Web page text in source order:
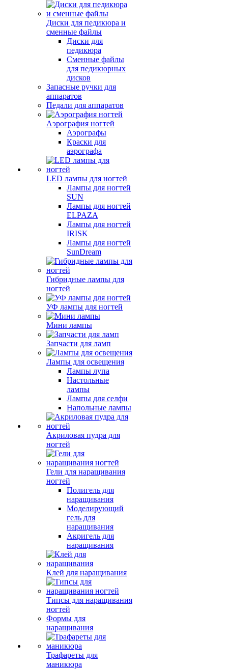
Диски для педикюра и
сменные файлы
Диски для
педикюра
Сменные файлы
для педикюрных
дисков
Запасные ручки для
аппаратов
Педали для аппаратов
Аэрография ногтей
Аэрографы
Краски для
аэрографа
LED лампы для ногтей
Лампы для ногтей
SUN
Лампы для ногтей
ELPAZA
Лампы для ногтей
IRISK
Лампы для ногтей
SunDream
Гибридные лампы для
ногтей
УФ лампы для ногтей
Мини лампы
Запчасти для ламп
Лампы для освещения
Лампы лупа
Настольные
лампы
Лампы для селфи
Напольные лампы
Акриловая пудра для
ногтей
Гели для наращивания
ногтей
Полигель для
наращивания
Моделирующий
гель для
наращивания
Акригель для
наращивания
Клей для наращивания
Типсы для наращивания
ногтей
Формы для
наращивания
Трафареты для
маникюра